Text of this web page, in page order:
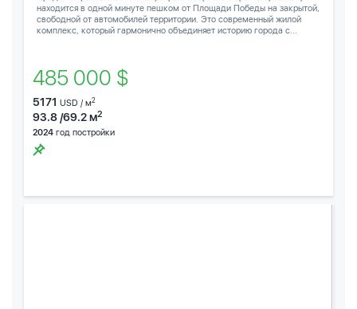
находится в одной минуте пешком от Площади Победы на закрытой,
свободной от автомобилей территории. Это современный жилой
комплекс, который гармонично объединяет историю города с...
485 000 $
5171 USD / м2
93.8 /69.2 м2
2024 год постройки